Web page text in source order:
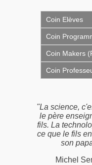
Coin Elèves
Coin
Coin Makers
Coin
"Nous
la terre de nos
nous
Antoine de St-